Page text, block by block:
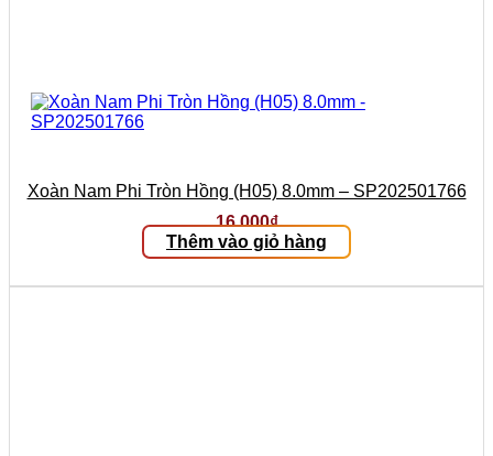
Xoàn Nam Phi Tròn Hồng (H05) 8.0mm – SP202501766
16.000₫
Thêm vào giỏ hàng